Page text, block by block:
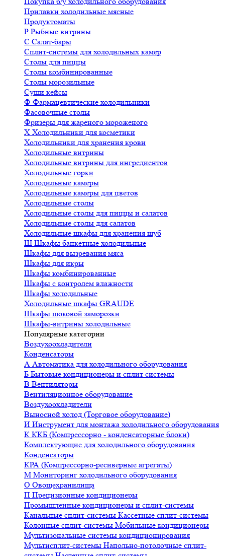
Прилавки холодильные мясные
Продуктоматы
Р Рыбные витрины
С Салат-бары
Сплит-системы для холодильных камер
Столы для пиццы
Столы комбинированные
Столы морозильные
Суши кейсы
Ф Фармацевтические холодильники
Фасовочные столы
Фризеры для жареного мороженого
Х Холодильники для косметики
Холодильники для хранения крови
Холодильные витрины
Холодильные витрины для ингредиентов
Холодильные горки
Холодильные камеры
Холодильные камеры для цветов
Холодильные столы
Холодильные столы для пиццы и салатов
Холодильные столы для салатов
Холодильные шкафы для хранения шуб
Ш Шкафы банкетные холодильные
Шкафы для вызревания мяса
Шкафы для икры
Шкафы комбинированные
Шкафы с контролем влажности
Шкафы холодильные
Холодильные шкафы GRAUDE
Шкафы шоковой заморозки
Шкафы-витрины холодильные
Популярные категории
Воздухоохладители
Конденсаторы
А Автоматика для холодильного оборудования
Б Бытовые кондиционеры и сплит системы
В Вентиляторы
Вентиляционное оборудование
Воздухоохладители
Выносной холод (Торговое оборудование)
И Инструмент для монтажа холодильного оборудования
К ККБ (Компрессорно - конденсаторные блоки)
Комплектующие для холодильного оборудования
Конденсаторы
КРА (Компрессорно-ресиверные агрегаты)
М Мониторинг холодильного оборудования
О Овощехранилища
П Прецизионные кондиционеры
Промышленные кондиционеры и сплит-системы
Канальные сплит-системы Кассетные сплит-системы
Колонные сплит-системы Мобильные кондиционеры
Мультизональные системы кондиционирования
Мультисплит-системы Напольно-потолочные сплит-